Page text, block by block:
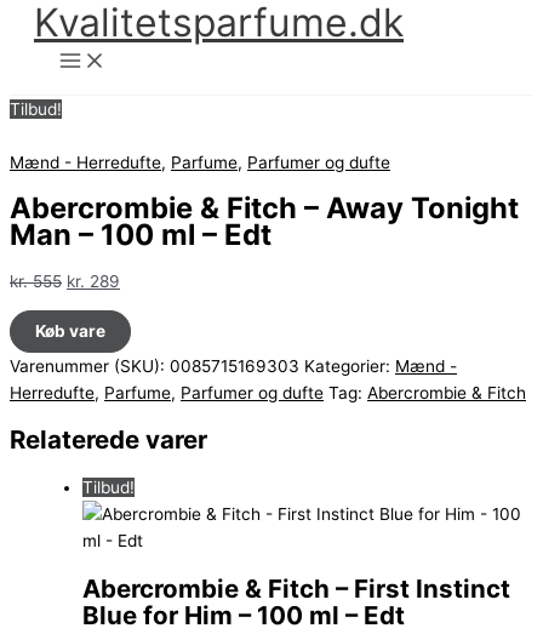
Kvalitetsparfume.dk
Tilbud!
Mænd - Herredufte, Parfume, Parfumer og dufte
Abercrombie & Fitch – Away Tonight
Man – 100 ml – Edt
kr.555 Den
oprindelige
pris
var:
kr. 555.
kr. 289
pris
er:
kr. 289.
Køb vare
Varenummer (SKU): 0085715169303 Kategorier: Mænd -
Herredufte, Parfume, Parfumer og dufte Tag: Abercrombie & Fitch
Relaterede varer
Tilbud!
Abercrombie & Fitch – First Instinct
Blue for Him – 100 ml – Edt